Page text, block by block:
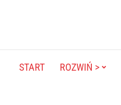
START ROZWIŃ >